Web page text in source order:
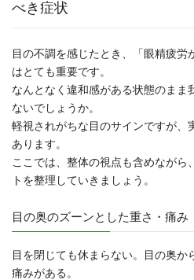
べき症状
目の不調を感じたとき、「眼精疲労
はとても重要です。
なんとなく違和感がある状態のまま
ないでしょうか。
軽視されがちな目のサインですが、
あります。
ここでは、整体の視点も含めながら
トを整理していきましょう。
目の奥のズーンとした重さ・痛み
目を閉じても休まらない。目の奥か
痛みがある。